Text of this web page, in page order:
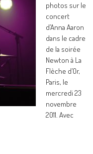
photos sur le
concert
d’Anna Aaron
dans le cadre
de la soirée
Newton à La
Flèche d’Or,
Paris, le
mercredi 23
novembre
2011. Avec